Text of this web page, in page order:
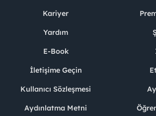
Kariyer
Yardım
E-Book
İletişime Geçin
Kullanıcı Sözleşmesi
Aydınlatma Metni